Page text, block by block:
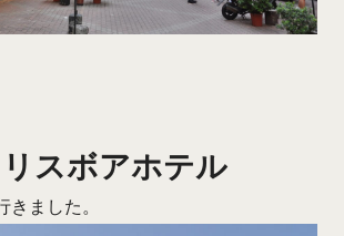
スボアホテル
ました。